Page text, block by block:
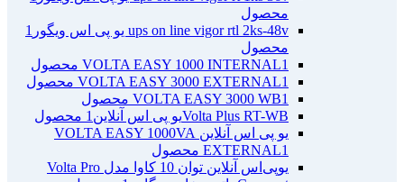
محصول
ups on line vigor rtl 2ks-48v یو پی اس ویگور
1
محصول
VOLTA EASY 1000 INTERNAL1 محصول
VOLTA EASY 3000 EXTERNAL1 محصول
VOLTA EASY 3000 WB1 محصول
Volta Plus RT-WBیو پی اس آنلاین
1 محصول
یو پی اس آنلاین VOLTA EASY 1000VA
EXTERNAL1 محصول
یو‌پی‌اس آنلاین توان 10 کاوا مدل Volta Pro